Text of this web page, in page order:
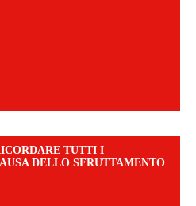
TUTTI I
DELLO SFRUTTAMENTO